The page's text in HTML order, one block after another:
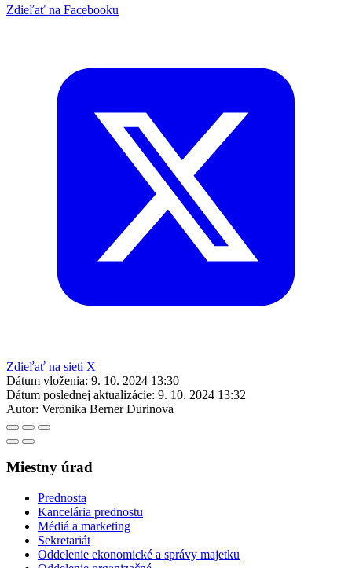
Zdieľať na Facebooku
Zdieľať na sieti X
Dátum vloženia: 9. 10. 2024 13:30
Dátum poslednej aktualizácie: 9. 10. 2024 13:32
Autor: Veronika Berner Durinova
Miestny úrad
Prednosta
Kancelária prednostu
Médiá a marketing
Sekretariát
Oddelenie ekonomické a správy majetku